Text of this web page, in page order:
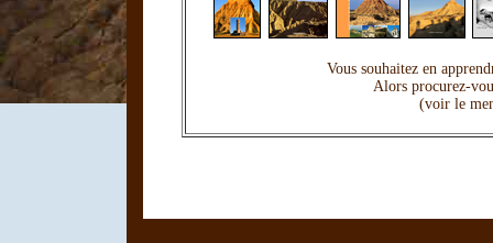
Vous souhaitez en
Alors procurez-
(voir le